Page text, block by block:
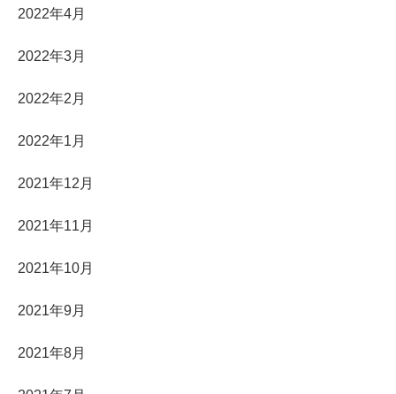
2022年4月
2022年3月
2022年2月
2022年1月
2021年12月
2021年11月
2021年10月
2021年9月
2021年8月